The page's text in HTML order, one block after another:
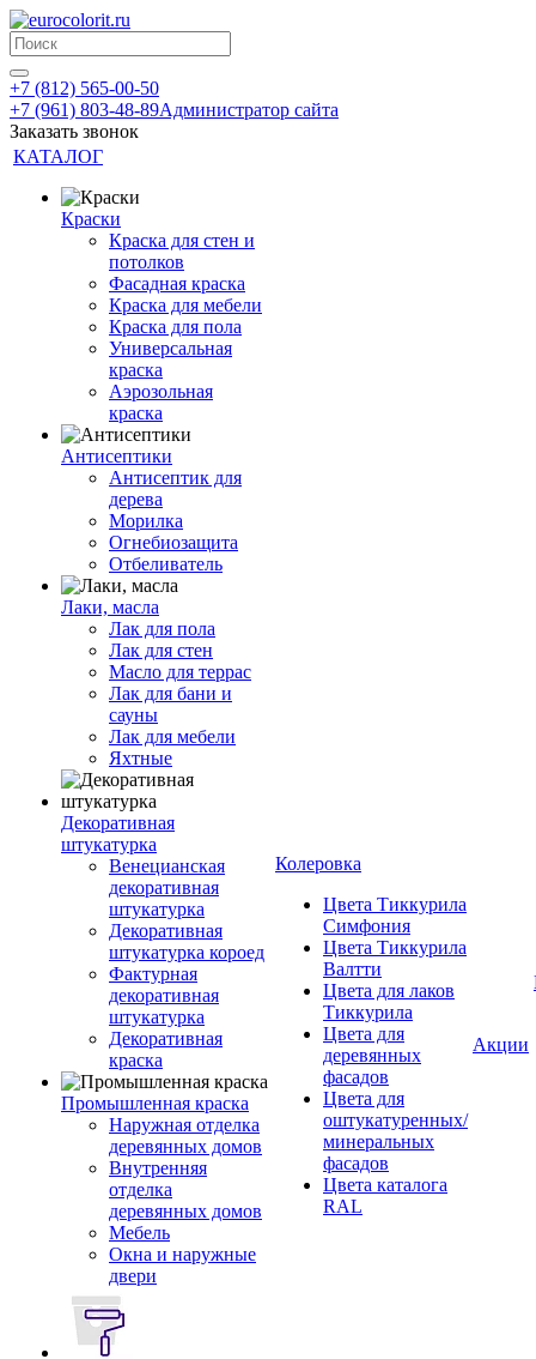
+7 (812) 565-00-50
+7 (961) 803-48-89Администратор сайта
Заказать звонок
КАТАЛОГ
Краски
Краска для стен и
потолков
Фасадная краска
Краска для мебели
Краска для пола
Универсальная
краска
Аэрозольная
краска
Антисептики
Антисептик для
дерева
Морилка
Огнебиозащита
Отбеливатель
Лаки, масла
Лак для пола
Лак для стен
Масло для террас
Лак для бани и
сауны
Лак для мебели
Яхтные
Декоративная
штукатурка
Венецианская
декоративная
штукатурка
Декоративная
штукатурка короед
Фактурная
декоративная
штукатурка
Декоративная
краска
Промышленная краска
Наружная отделка
деревянных домов
Внутренняя
отделка
деревянных домов
Мебель
Окна и наружные
двери
Колеровка
Цвета Тиккурила
Симфония
Цвета Тиккурила
Валтти
Цвета для лаков
Тиккурила
Цвета для
деревянных
фасадов
Цвета для
оштукатуренных/
минеральных
фасадов
Цвета каталога
RAL
Акции